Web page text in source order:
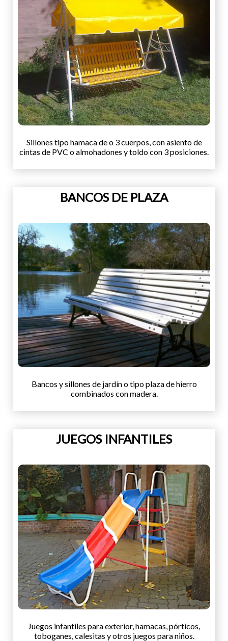
Sillones tipo hamaca de o 3 cuerpos, con asiento de
cintas de PVC o almohadones y toldo con 3 posiciones.
BANCOS DE PLAZA
Bancos y sillones de jardín o tipo plaza de hierro
combinados con madera.
JUEGOS INFANTILES
Juegos infantiles para exterior, hamacas, pórticos,
toboganes, calesitas y otros juegos para niños.